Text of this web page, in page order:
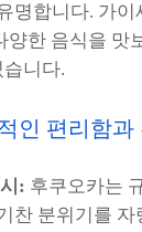
명합니다. 가
양한 음식을 맛
니다.
인 편리함과
: 후쿠오카는
찬 분위기를 자